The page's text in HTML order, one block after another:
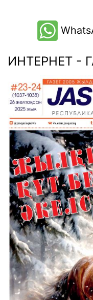
ИНТЕРНЕТ -